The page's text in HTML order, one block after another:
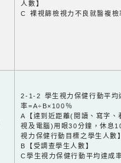
人數】
C 裸視篩檢視力不良就醫複檢
2-1-2 學生視力保健行動平均
率=A÷B×100％
A【達到近距離(閱讀、寫字、
視及電腦)用眼30分鐘，休息
視力保健行動目標之學生人數
B【受調查學生人數】
C學生視力保健行動平均達成